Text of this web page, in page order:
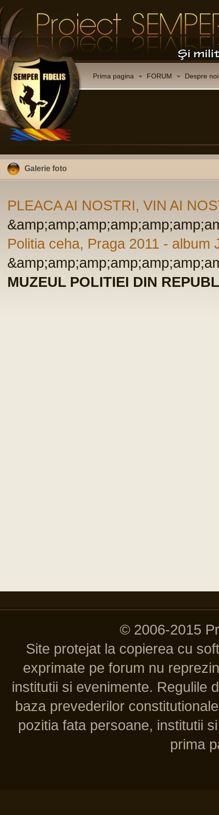
Prima pagina FORUM Despre noi
Galerie foto
PLEACA AI NOSTRI, VIN AI
Politia ceha, Praga 2011 - album
MUZEUL POLITIEI DIN
© 2006-2015
Site protejat la copierea cu
exprimate pe forum nu
institutii si evenimente. Regulile
baza prevederilor
pozitia fata persoane, institutii
prima